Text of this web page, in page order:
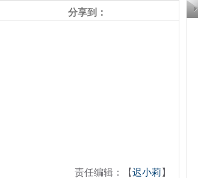
分享到：
责任编辑：【迟小莉 】